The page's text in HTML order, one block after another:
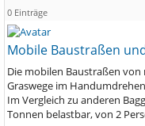
0 Einträge
Mobile Baustraßen
Die mobilen Baustraßen
Graswege im
Im Vergleich zu anderen
Tonnen belastbar, von 2